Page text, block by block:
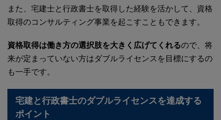
また、宅建士と行政書士を取得した経験を活かして、資格
取得のコンサルティング事業を起こすこともできます。
資格取得は働き方の選択肢を大きく広げてくれるので、将
来が定まっていない方はダブルライセンスを目標にするの
も一手です。
宅建と行政書士のダブルライセンスを達成する
ポイント